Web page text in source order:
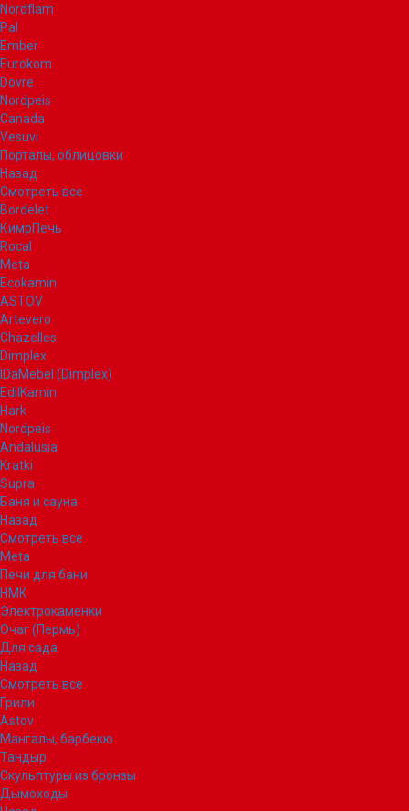
Nordflam
Pal
Ember
Eurokom
Dovre
Nordpeis
Canada
Vesuvi
Порталы, облицовки
Назад
Смотреть все
Bordelet
КимрПечь
Rocal
Meta
Ecokamin
ASTOV
Artevero
Chazelles
Dimplex
IDaMebel (Dimplex)
EdilKamin
Hark
Nordpeis
Andalusia
Kratki
Supra
Баня и сауна
Назад
Смотреть все
Meta
Печи для бани
НМК
Электрокаменки
Очаг (Пермь)
Для сада
Назад
Смотреть все
Грили
Astov
Мангалы, барбекю
Тандыр
Скульптуры из бронзы
Дымоходы